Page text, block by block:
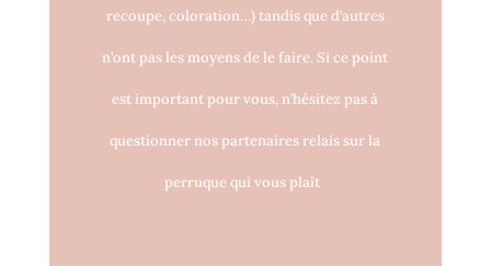
recoupe, coloration…) tandis que d’autres
n’ont pas les moyens de le faire. Si ce point
est important pour vous, n’hésitez pas à
questionner nos partenaires relais sur la
perruque qui vous plaît